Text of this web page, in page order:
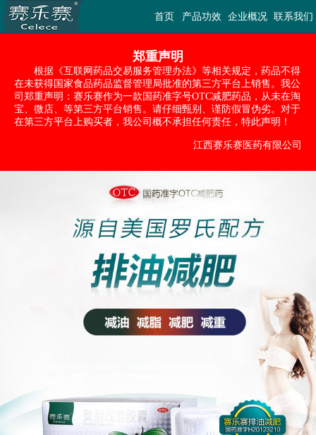
首页 产品功效 企业概况 联系我们
郑重声明
根据《互联网药品交易服务管理办法》等相关规定，药品不得
在未获得国家食品药品监督管理局批准的第三方平台上销售。我公
司郑重声明：赛乐赛作为一款国药准字号OTC减肥药品，从未在淘
宝、微店、等第三方平台销售。请仔细甄别、谨防假冒伪劣。对于
在第三方平台上购买者，我公司概不承担任何责任，特此声明！
江西赛乐赛医药有限公司